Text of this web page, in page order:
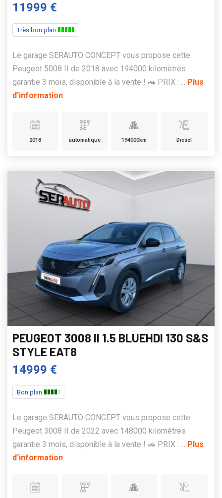
11999 €
Très bon plan
Le garage SERAUTO CONCEPT vous propose cette
Peugeot 5008 II de 2018 avec 194000 kilomètres
garantie 3 mois, disponible à la vente ! 🚗 PRIX : ... Plus
d'information
2018 automatique 194000km Diesel
PEUGEOT 3008 II 1.5 BLUEHDI 130 S&S
STYLE EAT8
14999 €
Bon plan
Le garage SERAUTO CONCEPT vous propose cette
Peugeot 3008 II de 2022 avec 148000 kilomètres
garantie 3 mois, disponible à la vente ! 🚗 PRIX : ... Plus
d'information